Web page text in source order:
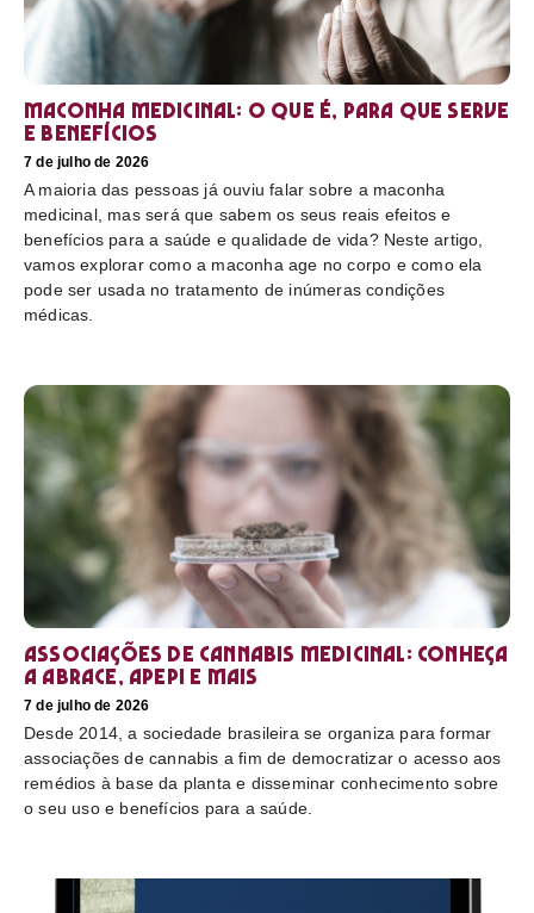
Maconha medicinal: O que é, para que serve
e benefícios
7 de julho de 2026
A maioria das pessoas já ouviu falar sobre a maconha
medicinal, mas será que sabem os seus reais efeitos e
benefícios para a saúde e qualidade de vida? Neste artigo,
vamos explorar como a maconha age no corpo e como ela
pode ser usada no tratamento de inúmeras condições
médicas.
Associações de cannabis medicinal: conheça
a Abrace, Apepi e mais
7 de julho de 2026
Desde 2014, a sociedade brasileira se organiza para formar
associações de cannabis a fim de democratizar o acesso aos
remédios à base da planta e disseminar conhecimento sobre
o seu uso e benefícios para a saúde.